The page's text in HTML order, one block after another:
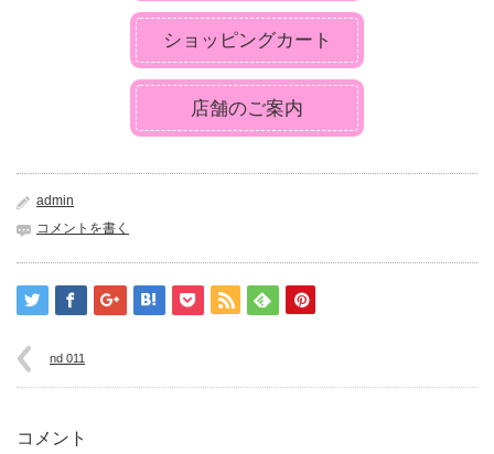
ショッピングカート
店舗のご案内
admin
コメントを書く
nd 011
コメント